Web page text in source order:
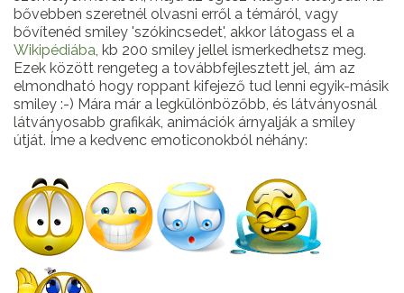
bővebben szeretnél olvasni erről a témáról, vagy
bővítenéd smiley 'szókincsedet', akkor látogass el a
Wikipédiába , kb 200 smiley jellel ismerkedhetsz meg.
Ezek között rengeteg a továbbfejlesztett jel, ám az
elmondható hogy roppant kifejező tud lenni egyik-másik
smiley :-) Mára már a legkülönbözőbb, és látványosnál
látványosabb grafikák, animációk árnyalják a smiley
útját. Íme a kedvenc emoticonokból néhány: